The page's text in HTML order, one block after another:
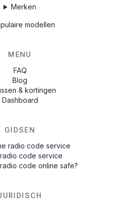
Merken
modellen
MENU
FAQ
Blog
& kortingen
Dashboard
GIDSEN
radio code service
code service
code online safe?